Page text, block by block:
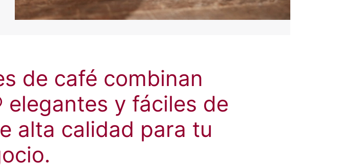
de café combinan
elegantes y fáciles de
alta calidad para tu